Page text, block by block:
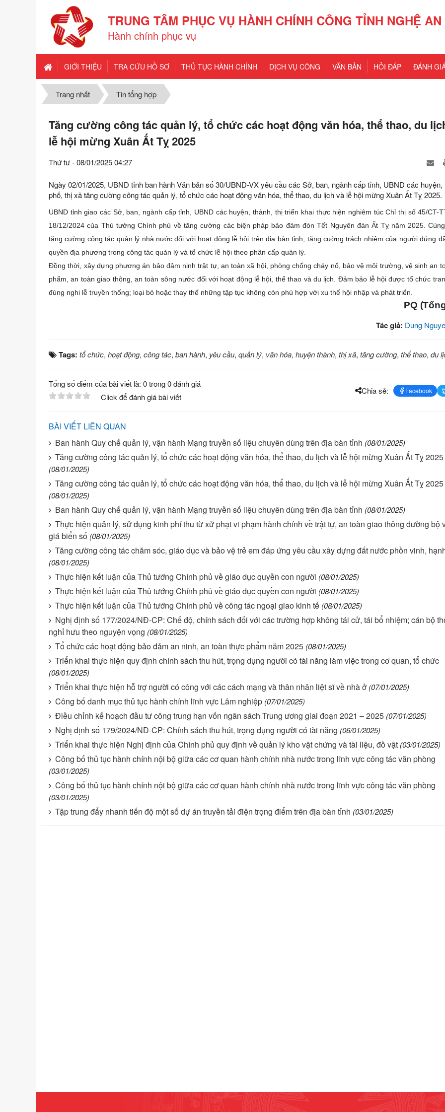
TRUNG TÂM PHỤC VỤ HÀNH CHÍNH CÔNG TỈNH NGHỆ AN
Hành chính phục vụ
GIỚI THIỆU TRA CỨU HỒ SƠ THỦ TỤC HÀNH CHÍNH DỊCH VỤ CÔNG VĂN BẢN HỎI ĐÁP ĐÁNH
Trang nhất Tin tổng hợp
Tăng cường công tác quản lý, tổ chức các hoạt động văn hóa, thể thao, du
lễ hội mừng Xuân Ất Tỵ 2025
Thứ tư - 08/01/2025 04:27
Ngày 02/01/2025, UBND tỉnh ban hành Văn bản số 30/UBND-VX yêu cầu các Sở, ban, ngành cấp tỉnh, UBND các huyện,
phố, thị xã tăng cường công tác quản lý, tổ chức các hoạt động văn hóa, thể thao, du lịch và lễ hội mừng Xuân Ất Tỵ 2025.
UBND tỉnh giao các Sở, ban, ngành cấp tỉnh, UBND các huyện, thành, thị triển khai thực hiện nghiêm túc Chỉ thị số 45/CT-
18/12/2024 của Thủ tướng Chính phủ về tăng cường các biện pháp bảo đảm đón Tết Nguyên đán Ất Tỵ năm 2025.
tăng cường công tác quản lý nhà nước đối với hoạt động lễ hội trên địa bàn tỉnh; tăng cường trách nhiệm của người đứng
quyền địa phương trong công tác quản lý và tổ chức lễ hội theo phân cấp quản lý.
Đồng thời, xây dựng phương án bảo đảm ninh trật tự, an toàn xã hội, phòng chống cháy nổ, bảo vệ môi trường, vệ sinh an
phẩm, an toàn giao thông, an toàn sông nước đối với hoạt động lễ hội, thể thao và du lịch. Đảm bảo lễ hội được tổ chức
đúng nghi lễ truyền thống; loại bỏ hoặc thay thế những tập tục không còn phù hợp với xu thế hội nhập và phát triển.
PQ
Tác giả: Dung
Tags: tổ chức, hoạt động, công tác, ban hành, yêu cầu, quản lý, văn hóa, huyện thành, thị xã, tăng cường, thể thao, du
Tổng số điểm của bài viết là: 0 trong 0 đánh giá
Click để đánh giá bài viết
Chia sẻ: Facebook
BÀI VIẾT LIÊN QUAN
Ban hành Quy chế quản lý, vận hành Mạng truyền số liệu chuyên dùng trên địa bàn tỉnh (08/01/2025)
Tăng cường công tác quản lý, tổ chức các hoạt động văn hóa, thể thao, du lịch và lễ hội mừng Xuân Ất Tỵ 2025
(08/01/2025)
Tăng cường công tác quản lý, tổ chức các hoạt động văn hóa, thể thao, du lịch và lễ hội mừng Xuân Ất Tỵ 2025
(08/01/2025)
Ban hành Quy chế quản lý, vận hành Mạng truyền số liệu chuyên dùng trên địa bàn tỉnh (08/01/2025)
Thực hiện quản lý, sử dụng kinh phí thu từ xử phạt vi phạm hành chính về trật tự, an toàn giao thông đường bộ
giá biển số (08/01/2025)
Tăng cường công tác chăm sóc, giáo dục và bảo vệ trẻ em đáp ứng yêu cầu xây dựng đất nước phồn vinh,
(08/01/2025)
Thực hiện kết luận của Thủ tướng Chính phủ về giáo dục quyền con người (08/01/2025)
Thực hiện kết luận của Thủ tướng Chính phủ về giáo dục quyền con người (08/01/2025)
Thực hiện kết luận của Thủ tướng Chính phủ về công tác ngoại giao kinh tế (08/01/2025)
Nghị định số 177/2024/NĐ-CP: Chế độ, chính sách đối với các trường hợp không tái cử, tái bổ nhiệm; cán bộ
nghỉ hưu theo nguyện vọng (08/01/2025)
Tổ chức các hoạt động bảo đảm an ninh, an toàn thực phẩm năm 2025 (08/01/2025)
Triển khai thực hiện quy định chính sách thu hút, trọng dụng người có tài năng làm việc trong cơ quan, tổ chức
(08/01/2025)
Triển khai thực hiện hỗ trợ người có công với các cách mạng và thân nhân liệt sĩ về nhà ở (07/01/2025)
Công bố danh mục thủ tục hành chính lĩnh vực Lâm nghiệp (07/01/2025)
Điều chỉnh kế hoạch đầu tư công trung hạn vốn ngân sách Trung ương giai đoạn 2021 – 2025 (07/01/2025)
Nghị định số 179/2024/NĐ-CP: Chính sách thu hút, trọng dụng người có tài năng (06/01/2025)
Triển khai thực hiện Nghị định của Chính phủ quy định về quản lý kho vật chứng và tài liệu, đồ vật (03/01/2025)
Công bố thủ tục hành chính nội bộ giữa các cơ quan hành chính nhà nước trong lĩnh vực công tác văn phòng
(03/01/2025)
Công bố thủ tục hành chính nội bộ giữa các cơ quan hành chính nhà nước trong lĩnh vực công tác văn phòng
(03/01/2025)
Tập trung đẩy nhanh tiến độ một số dự án truyền tải điện trọng điểm trên địa bàn tỉnh (03/01/2025)